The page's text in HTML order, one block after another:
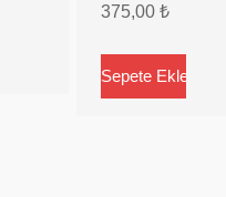
375,00 ₺